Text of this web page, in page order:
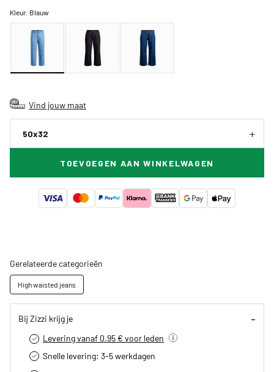
Kleur: Blauw
Vind jouw maat
50x32
TOEVOEGEN AAN WINKELWAGEN
Gerelateerde categorieën
High waisted jeans
Bij Zizzi krijg je
Levering vanaf 0.95 € voor leden
Snelle levering: 3-5 werkdagen